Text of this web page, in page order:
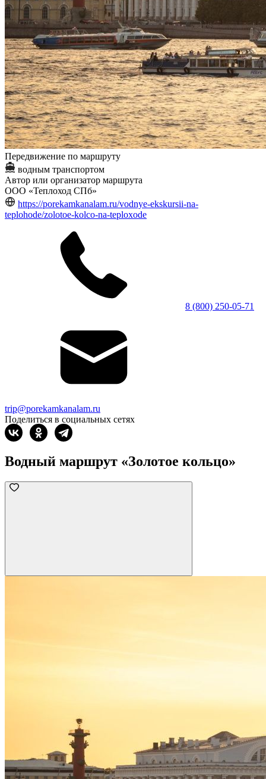
Передвижение по маршруту
водным транспортом
Автор или организатор маршрута
ООО «Теплоход СПб»
https://porekamkanalam.ru/vodnye-ekskursii-na-
teplohode/zolotoe-kolco-na-teploxode
8 (800) 250-05-71
trip@porekamkanalam.ru
Поделиться в социальных сетях
Водный маршрут «Золотое кольцо»